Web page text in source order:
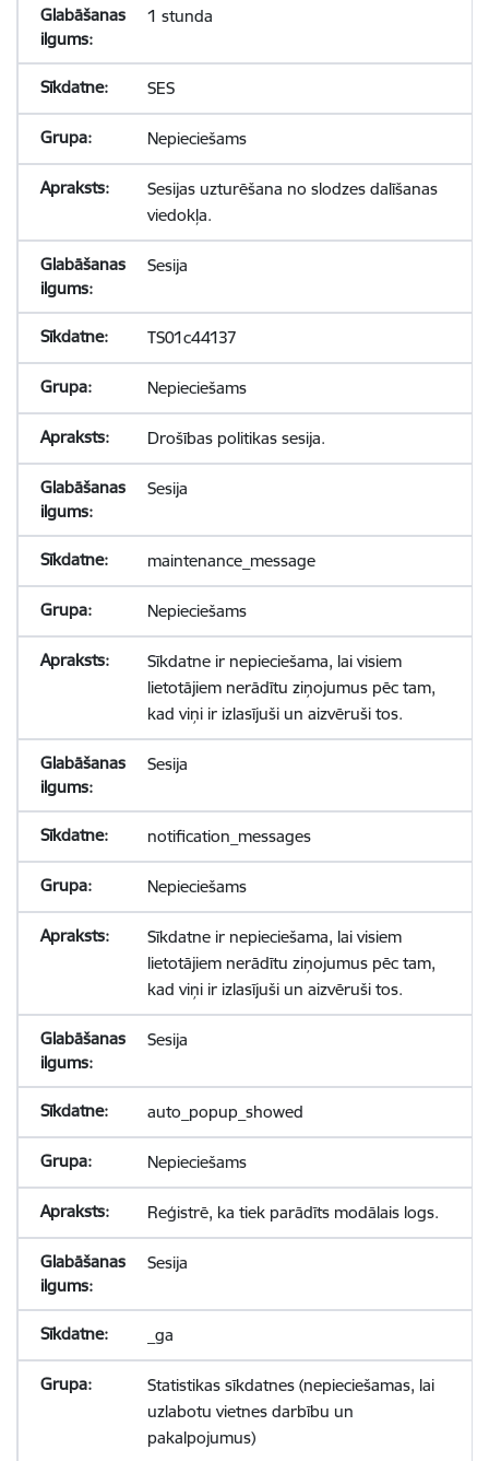
1 stunda
SES
Nepieciešams
Sesijas uzturēšana no slodzes dalīšanas
viedokļa.
Sesija
TS01c44137
Nepieciešams
Drošības politikas sesija.
Sesija
maintenance_message
Nepieciešams
Sīkdatne ir nepieciešama, lai visiem
lietotājiem nerādītu ziņojumus pēc tam,
kad viņi ir izlasījuši un aizvēruši tos.
Sesija
notification_messages
Nepieciešams
Sīkdatne ir nepieciešama, lai visiem
lietotājiem nerādītu ziņojumus pēc tam,
kad viņi ir izlasījuši un aizvēruši tos.
Sesija
auto_popup_showed
Nepieciešams
Reģistrē, ka tiek parādīts modālais logs.
Sesija
_ga
Statistikas sīkdatnes (nepieciešamas, lai
uzlabotu vietnes darbību un
pakalpojumus)